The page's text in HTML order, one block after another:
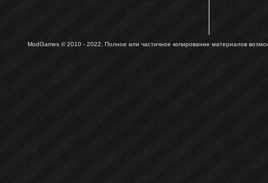
ModGames © 2010 - 2022. Полное или частичное копирование материалов